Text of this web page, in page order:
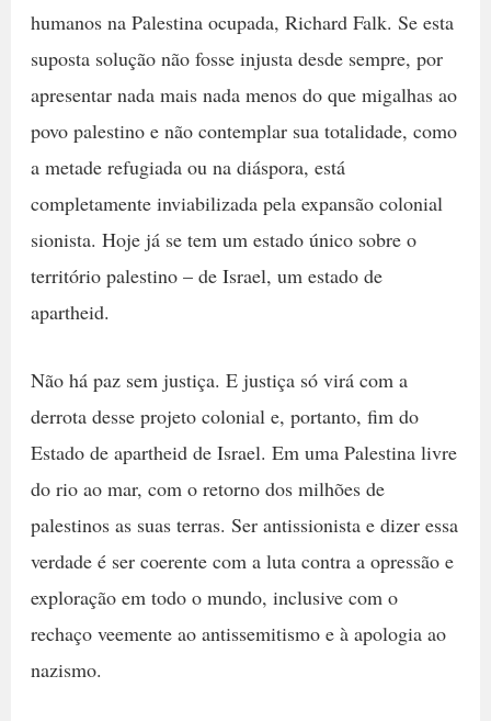
humanos na Palestina ocupada, Richard Falk. Se esta
suposta solução não fosse injusta desde sempre, por
apresentar nada mais nada menos do que migalhas ao
povo palestino e não contemplar sua totalidade, como
a metade refugiada ou na diáspora, está
completamente inviabilizada pela expansão colonial
sionista. Hoje já se tem um estado único sobre o
território palestino – de Israel, um estado de
apartheid.
Não há paz sem justiça. E justiça só virá com a
derrota desse projeto colonial e, portanto, fim do
Estado de apartheid de Israel. Em uma Palestina livre
do rio ao mar, com o retorno dos milhões de
palestinos as suas terras. Ser antissionista e dizer essa
verdade é ser coerente com a luta contra a opressão e
exploração em todo o mundo, inclusive com o
rechaço veemente ao antissemitismo e à apologia ao
nazismo.